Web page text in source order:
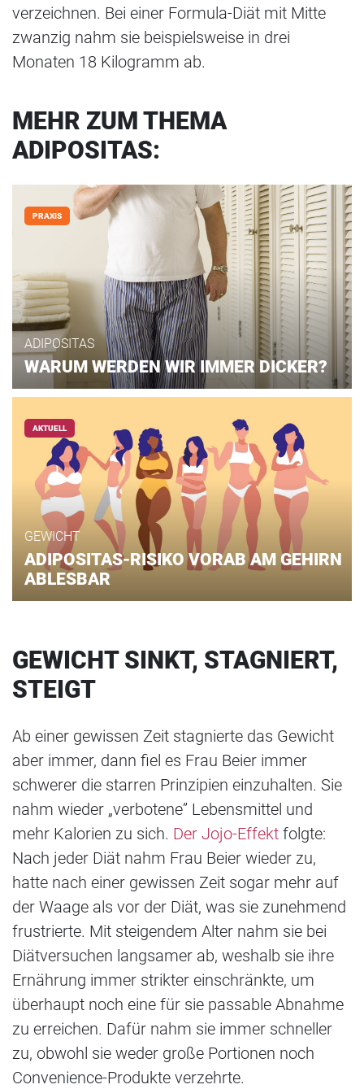
verzeichnen. Bei einer Formula-Diät mit Mitte
zwanzig nahm sie beispielsweise in drei
Monaten 18 Kilogramm ab.
MEHR ZUM THEMA
ADIPOSITAS:
PRAXIS
ADIPOSITAS
WARUM WERDEN WIR IMMER DICKER?
AKTUELL
GEWICHT
ADIPOSITAS-RISIKO VORAB AM GEHIRN
ABLESBAR
GEWICHT SINKT, STAGNIERT,
STEIGT
Ab einer gewissen Zeit stagnierte das Gewicht
aber immer, dann fiel es Frau Beier immer
schwerer die starren Prinzipien einzuhalten. Sie
nahm wieder „verbotene” Lebensmittel und
mehr Kalorien zu sich. Der Jojo-Effekt folgte:
Nach jeder Diät nahm Frau Beier wieder zu,
hatte nach einer gewissen Zeit sogar mehr auf
der Waage als vor der Diät, was sie zunehmend
frustrierte. Mit steigendem Alter nahm sie bei
Diätversuchen langsamer ab, weshalb sie ihre
Ernährung immer strikter einschränkte, um
überhaupt noch eine für sie passable Abnahme
zu erreichen. Dafür nahm sie immer schneller
zu, obwohl sie weder große Portionen noch
Convenience-Produkte verzehrte.